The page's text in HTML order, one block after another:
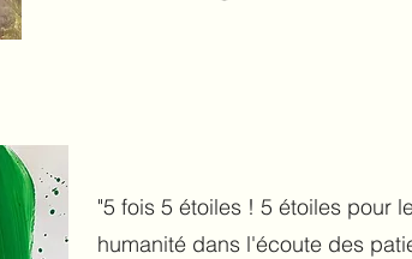
"5 fois 5 étoiles ! 5 étoiles pour
humanité dans l'écoute des